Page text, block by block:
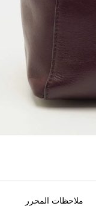
ملاحظات المحرر